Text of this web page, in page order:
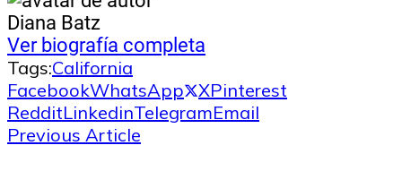
Diana Batz
Ver biografía completa
Tags:California
FacebookWhatsApp XPinterest
RedditLinkedinTelegramEmail
Previous Article